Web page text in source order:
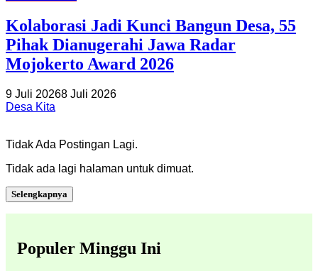
Kolaborasi Jadi Kunci Bangun Desa, 55
Pihak Dianugerahi Jawa Radar
Mojokerto Award 2026
9 Juli 20268 Juli 2026
Desa Kita
Tidak Ada Postingan Lagi.
Tidak ada lagi halaman untuk dimuat.
Selengkapnya
Populer Minggu Ini